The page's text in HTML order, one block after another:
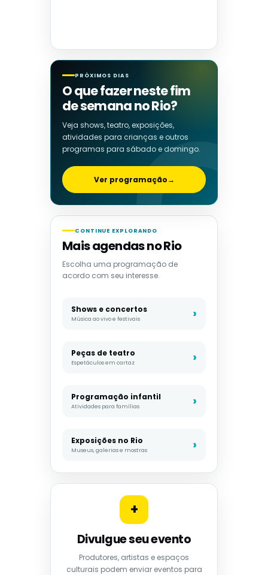
PRÓXIMOS DIAS
O que fazer neste fim
de semana no Rio?
Veja shows, teatro, exposições,
atividades para crianças e outros
programas para sábado e domingo.
Ver programação→
CONTINUE EXPLORANDO
Mais agendas no Rio
Escolha uma programação de
acordo com seu interesse.
Shows e concertos
Música ao vivo e festivais
Peças de teatro
Espetáculos em cartaz
Programação infantil
Atividades para famílias
Exposições no Rio
Museus, galerias e mostras
+
Divulgue seu evento
Produtores, artistas e espaços
culturais podem enviar eventos para